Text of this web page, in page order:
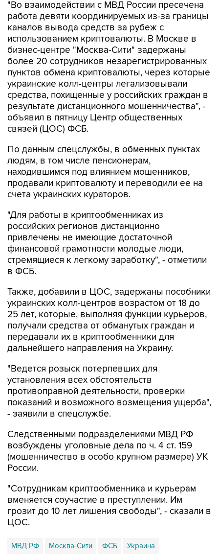
"Во взаимодействии с МВД России пресечена
работа девяти координируемых из-за границы
каналов вывода средств за рубеж с
использованием криптовалюты. В Москве в
бизнес-центре "Москва-Сити" задержаны
более 20 сотрудников незарегистрированных
пунктов обмена криптовалюты, через которые
украинские колл-центры легализовывали
средства, похищенные у российских граждан в
результате дистанционного мошенничества", -
объявил в пятницу Центр общественных
связей (ЦОС) ФСБ.
По данным спецслужбы, в обменных пунктах
людям, в том числе пенсионерам,
находившимся под влиянием мошенников,
продавали криптовалюту и переводили ее на
счета украинских кураторов.
"Для работы в криптообменниках из
российских регионов дистанционно
привлечены не имеющие достаточной
финансовой грамотности молодые люди,
стремящиеся к легкому заработку", - отметили
в ФСБ.
Также, добавили в ЦОС, задержаны пособники
украинских колл-центров возрастом от 18 до
25 лет, которые, выполняя функции курьеров,
получали средства от обманутых граждан и
передавали их в криптообменники для
дальнейшего направления на Украину.
"Ведется розыск потерпевших для
установления всех обстоятельств
противоправной деятельности, проверки
показаний и возможного возмещения ущерба",
- заявили в спецслужбе.
Следственными подразделениями МВД РФ
возбуждены уголовные дела по ч. 4 ст. 159
(мошенничество в особо крупном размере) УК
России.
"Сотрудникам криптообменника и курьерам
вменяется соучастие в преступлении. Им
грозит до 10 лет лишения свободы", - сказали в
ЦОС.
МВД РФ Москва-Сити ФСБ Украина